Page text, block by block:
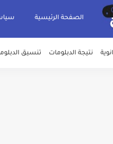
الصفحة الرئيسية
نتيجة الدبلومات تنسيق